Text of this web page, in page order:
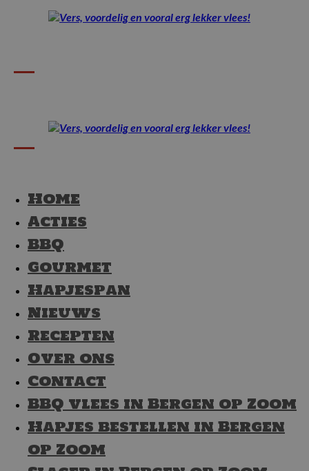
Home
Acties
BBQ
Gourmet
Hapjespan
Nieuws
Recepten
Over ons
Contact
BBQ vlees in Bergen op Zoom
Hapjes bestellen in Bergen
op Zoom